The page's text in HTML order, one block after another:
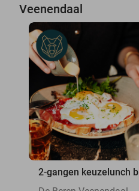
Veenendaal
2-gangen keuzelunch